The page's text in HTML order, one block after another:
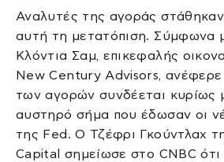
Αναλυτές της αγοράς
αυτή τη μετατόπιση. Σύμφωνα
Κλόντια Σαμ, επικεφαλής
New Century Advisors, ανέφερε
των αγορών συνδέεται κυρίως
αυστηρό σήμα που έδωσαν οι
της Fed. Ο Τζέφρι Γκούντλαχ
Capital σημείωσε στο CNBC ότι